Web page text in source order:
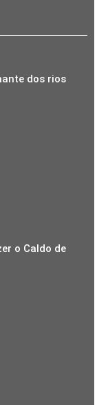
dos rios
o Caldo de